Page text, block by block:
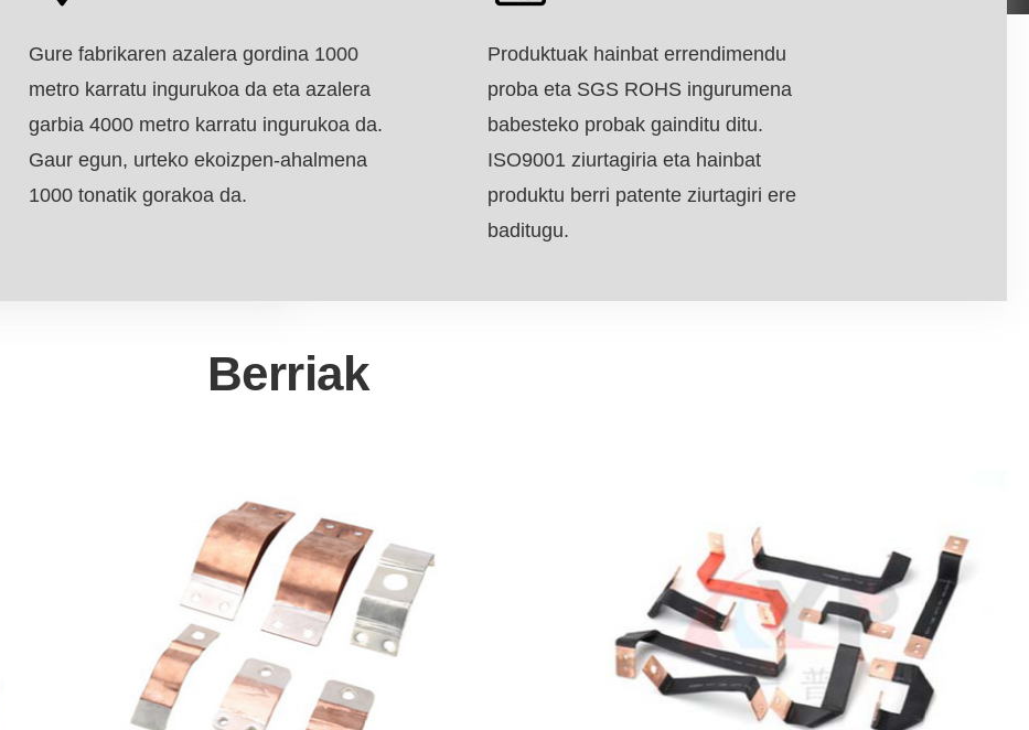
Gure fabrikaren azalera gordina 1000
metro karratu ingurukoa da eta azalera
garbia 4000 metro karratu ingurukoa da.
Gaur egun, urteko ekoizpen-ahalmena
1000 tonatik gorakoa da.
Produktuak hainbat errendimendu
proba eta SGS ROHS ingurumena
babesteko probak gainditu ditu.
ISO9001 ziurtagiria eta hainbat
produktu berri patente ziurtagiri ere
baditugu.
Berriak